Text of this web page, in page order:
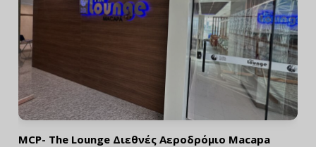
MCP- The Lounge Διεθνές Αεροδρόμιο Macapa